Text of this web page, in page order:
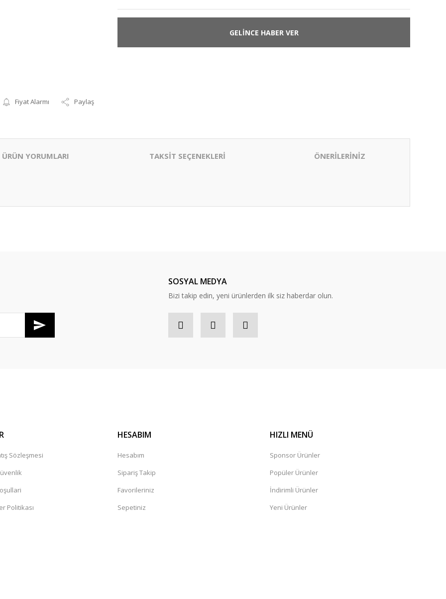
Fiyat Alarmı Paylaş
GELİNCE HABER VER
ÜRÜN YORUMLARI TAKSİT SEÇENEKLERİ ÖNERİLERİNİZ
SOSYAL MEDYA
Bizi takip edin, yeni ürünlerden ilk siz haberdar olun.
Sözleşmesi
Politikası
HESABIM
Hesabım
Sipariş Takip
Favorileriniz
Sepetiniz
HIZLI MENÜ
Sponsor Ürünler
Popüler Ürünler
İndirimli Ürünler
Yeni Ürünler